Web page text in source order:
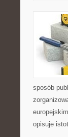
sposób
opisuje